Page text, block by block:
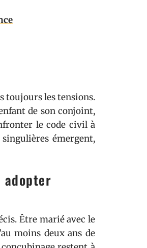
toujours les tensions.
de son conjoint,
le code civil à
émergent,
Être marié avec le
moins deux ans de